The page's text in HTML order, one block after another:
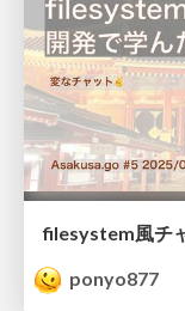
ponyo877